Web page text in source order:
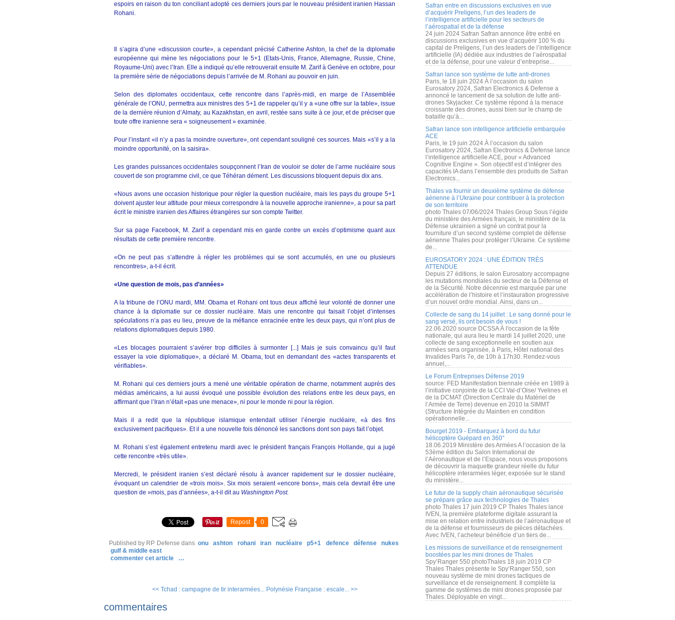
espoirs en raison du ton conciliant adopté ces derniers jours par le nouveau président iranien Hassan
Rohani.
Il s’agira d’une «discussion courte», a cependant précisé Catherine Ashton, la chef de la diplomatie
européenne qui mène les négociations pour le 5+1 (Etats-Unis, France, Allemagne, Russie, Chine,
Royaume-Uni) avec l’Iran. Elle a indiqué qu’elle retrouverait ensuite M. Zarif à Genève en octobre, pour
la première série de négociations depuis l’arrivée de M. Rohani au pouvoir en juin.
Selon des diplomates occidentaux, cette rencontre dans l’après-midi, en marge de l’Assemblée
générale de l’ONU, permettra aux ministres des 5+1 de rappeler qu’il y a «une offre sur la table», issue
de la dernière réunion d’Almaty, au Kazakhstan, en avril, restée sans suite à ce jour, et de préciser que
toute offre iranienne sera « soigneusement » examinée.
Pour l’instant «il n’y a pas la moindre ouverture», ont cependant souligné ces sources. Mais «s’il y a la
moindre opportunité, on la saisira».
Les grandes puissances occidentales soupçonnent l’Iran de vouloir se doter de l’arme nucléaire sous
couvert de son programme civil, ce que Téhéran dément. Les discussions bloquent depuis dix ans.
«Nous avons une occasion historique pour régler la question nucléaire, mais les pays du groupe 5+1
doivent ajuster leur attitude pour mieux correspondre à la nouvelle approche iranienne», a pour sa part
écrit le ministre iranien des Affaires étrangères sur son compte Twitter.
Sur sa page Facebook, M. Zarif a cependant mis en garde contre un excès d’optimisme quant aux
résultats de cette première rencontre.
«On ne peut pas s’attendre à régler les problèmes qui se sont accumulés, en une ou plusieurs
rencontres», a-t-il écrit.
«Une question de mois, pas d’années»
A la tribune de l’ONU mardi, MM. Obama et Rohani ont tous deux affiché leur volonté de donner une
chance à la diplomatie sur ce dossier nucléaire. Mais une rencontre qui faisait l’objet d’intenses
spéculations n’a pas eu lieu, preuve de la méfiance enracinée entre les deux pays, qui n’ont plus de
relations diplomatiques depuis 1980.
«Les blocages pourraient s’avérer trop difficiles à surmonter [...] Mais je suis convaincu qu’il faut
essayer la voie diplomatique», a déclaré M. Obama, tout en demandant des «actes transparents et
vérifiables».
M. Rohani qui ces derniers jours a mené une véritable opération de charme, notamment auprès des
médias américains, a lui aussi évoqué une possible évolution des relations entre les deux pays, en
affirmant que l’Iran n’était «pas une menace», ni pour le monde ni pour la région.
Mais il a redit que la république islamique entendait utiliser l’énergie nucléaire, «à des fins
exclusivement pacifiques». Et il a une nouvelle fois dénoncé les sanctions dont son pays fait l’objet.
M. Rohani s’est également entretenu mardi avec le président français François Hollande, qui a jugé
cette rencontre «très utile».
Mercredi, le président iranien s’est déclaré résolu à avancer rapidement sur le dossier nucléaire,
évoquant un calendrier de «trois mois». Six mois seraient «encore bons», mais cela devrait être une
question de »mois, pas d’années», a-t-il dit au Washington Post.
Repost 0
Published by RP Defense dans onu ashton rohani iran nucléaire p5+1 defence défense
nukes
gulf & middle east
commenter cet article
…
<< Tchad : campagne de tir interarmées... Polynésie Française : escale... >>
commentaires
Safran entre en discussions exclusives en vue
d’acquérir Preligens, l’un des leaders de
l’intelligence artificielle pour les secteurs de
l’aérospatial et de la défense
24 juin 2024 Safran Safran annonce être entré en
discussions exclusives en vue d’acquérir 100 % du
capital de Preligens, l’un des leaders de l’intelligence
artificielle (IA) dédiée aux industries de l’aérospatial
et de la défense, pour une valeur d’entreprise...
Safran lance son système de lutte anti-drones
Paris, le 18 juin 2024 À l’occasion du salon
Eurosatory 2024, Safran Electronics & Defense a
annoncé le lancement de sa solution de lutte anti-
drones Skyjacker. Ce système répond à la menace
croissante des drones, aussi bien sur le champ de
bataille qu’à...
Safran lance son intelligence artificielle embarquée
ACE
Paris, le 19 juin 2024 À l’occasion du salon
Eurosatory 2024, Safran Electronics & Defense lance
l’intelligence artificielle ACE, pour « Advanced
Cognitive Engine ». Son objectif est d’intégrer des
capacités IA dans l’ensemble des produits de Safran
Electronics...
Thales va fournir un deuxième système de défense
aérienne à l’Ukraine pour contribuer à la protection
de son territoire
photo Thales 07/06/2024 Thales Group Sous l’égide
du ministère des Armées français, le ministère de la
Défense ukrainien a signé un contrat pour la
fourniture d’un second système complet de défense
aérienne Thales pour protéger l’Ukraine. Ce système
de...
EUROSATORY 2024 : UNE ÉDITION TRÈS
ATTENDUE
Depuis 27 éditions, le salon Eurosatory accompagne
les mutations mondiales du secteur de la Défense et
de la Sécurité. Notre décennie est marquée par une
accélération de l’histoire et l’instauration progressive
d’un nouvel ordre mondial. Ainsi, dans un...
Collecte de sang du 14 juillet : Le sang donné pour le
sang versé, ils ont besoin de vous !
22.06.2020 source DCSSA À l'occasion de la fête
nationale, qui aura lieu le mardi 14 juillet 2020, une
collecte de sang exceptionnelle en soutien aux
armées sera organisée, à Paris, Hôtel national des
Invalides Paris 7e, de 10h à 17h30. Rendez-vous
annuel,...
Le Forum Entreprises Défense 2019
source: FED Manifestation biennale créée en 1989 à
l’initiative conjointe de la CCI Val-d’Oise/ Yvelines et
de la DCMAT (Direction Centrale du Matériel de
l’Armée de Terre) devenue en 2010 la SIMMT
(Structure Intégrée du Maintien en condition
opérationnelle...
Bourget 2019 - Embarquez à bord du futur
hélicoptère Guépard en 360°
18.06.2019 Ministère des Armées A l’occasion de la
53ème édition du Salon International de
l’Aéronautique et de l’Espace, nous vous proposons
de découvrir la maquette grandeur réelle du futur
hélicoptère interarmées léger, exposée sur le stand
du ministère...
Le futur de la supply chain aéronautique sécurisée
se prépare grâce aux technologies de Thales
photo Thales 17 juin 2019 CP Thales Thales lance
IVEN, la première plateforme digitale assurant la
mise en relation entre industriels de l’aéronautique et
de la défense et fournisseurs de pièces détachées.
Avec IVEN, l’acheteur bénéficie d’un tiers de...
Les missions de surveillance et de renseignement
boostées par les mini drones de Thales
Spy’Ranger 550 photoThales 18 juin 2019 CP
Thales Thales présente le Spy’Ranger 550, son
nouveau système de mini drones tactiques de
surveillance et de renseignement. Il complète la
gamme de systèmes de mini drones proposée par
Thales. Déployable en vingt...